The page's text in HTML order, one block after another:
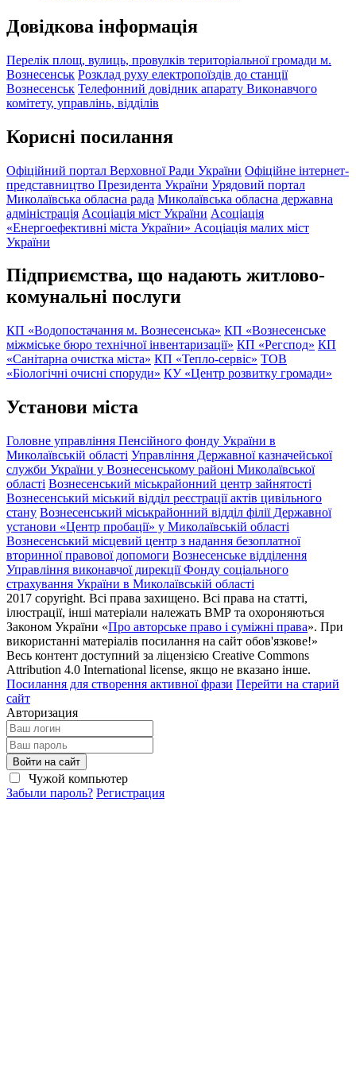
Довідкова інформація
Перелік площ, вулиць, провулків територіальної громади м.
Вознесенськ Розклад руху електропоїздів до станції
Вознесенськ Телефонний довідник апарату Виконавчого
комітету, управлінь, відділів
Корисні посилання
Офіційний портал Верховної Ради України Офіційне інтернет-
представництво Президента України Урядовий портал
Миколаївська обласна рада Миколаївська обласна державна
адміністрація Асоціація міст України Асоціація
«Енергоефективні міста України» Асоціація малих міст
України
Підприємства, що надають житлово-
комунальні послуги
КП «Водопостачання м. Вознесенська» КП «Вознесенське
міжміське бюро технічної інвентаризації» КП «Регспод» КП
«Санітарна очистка міста» КП «Тепло-сервіс» ТОВ
«Біологічні очисні споруди» КУ «Центр розвитку громади»
Установи міста
Головне управління Пенсійного фонду України в
Миколаївській області Управління Державної казначейської
служби України у Вознесенському районі Миколаївської
області Вознесенський міськрайонний центр зайнятості
Вознесенський міський відділ реєстрації актів цивільного
стану Вознесенський міськрайонний відділ філії Державної
установи «Центр пробації» у Миколаївській області
Вознесенський місцевий центр з надання безоплатної
вторинної правової допомоги Вознесенське відділення
Управління виконавчої дирекції Фонду соціального
страхування України в Миколаївській області
2017 copyright. Всі права захищено. Всі права на статті,
ілюстрації, інші матеріали належать ВМР та охороняються
Законом України «Про авторське право і суміжні права». При
використанні матеріалів посилання на сайт обов'язкове!»
Весь контент доступний за ліцензією Creative Commons
Attribution 4.0 International license, якщо не вказано інше.
Посилання для створення активної фрази Перейти на старий
сайт
Авторизация
Войти на сайт
Чужой компьютер
Забыли пароль? Регистрация